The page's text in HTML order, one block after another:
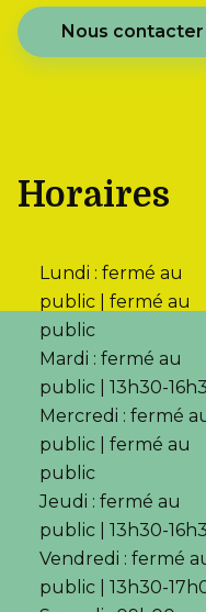
Nous contacter
Horaires
Lundi : fermé au
public | fermé au
public
Mardi : fermé au
public | 13h30-
Mercredi : fermé
public | fermé au
public
Jeudi : fermé au
public | 13h30-
Vendredi : fermé
public | 13h30-